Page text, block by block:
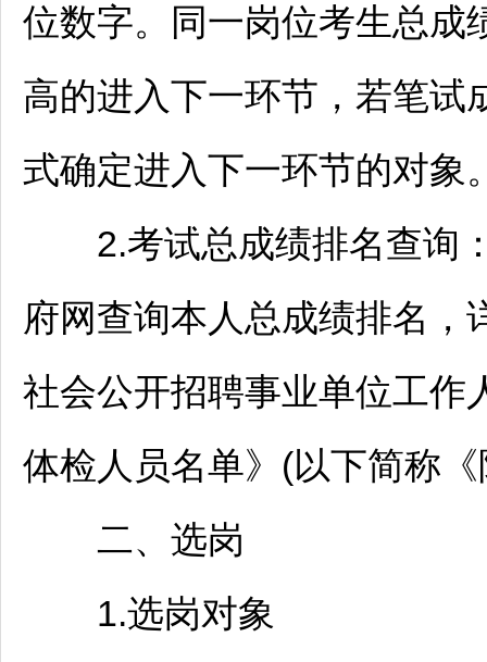
位数字。同一岗位考生总成
高的进入下一环节，若笔试
式确定进入下一环节的对象
2.考试总成绩排名查询
府网查询本人总成绩排名，
社会公开招聘事业单位工作
体检人员名单》(以下简称
二、选岗
1.选岗对象